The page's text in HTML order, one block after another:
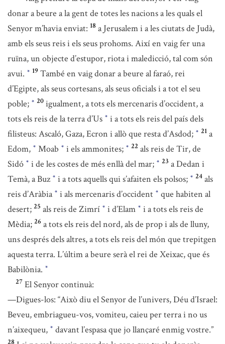
donar a beure a la gent de totes les nacions a les quals el
Senyor m’havia enviat: 18 a Jerusalem i a les ciutats de Judà,
amb els seus reis i els seus prohoms. Així en vaig fer una
ruïna, un objecte d’estupor, riota i maledicció, tal com són
avui. * 19 També en vaig donar a beure al faraó, rei
d’Egipte, als seus cortesans, als seus oficials i a tot el seu
poble; * 20 igualment, a tots els mercenaris d’occident, a
tots els reis de la terra d’Us * i a tots els reis del país dels
filisteus: Ascaló, Gaza, Ecron i allò que resta d’Asdod; * 21 a
Edom, * Moab * i els ammonites; * 22 als reis de Tir, de
Sidó * i de les costes de més enllà del mar; * 23 a Dedan i
Temà, a Buz * i a tots aquells qui s’afaiten els polsos; * 24 als
reis d’Aràbia * i als mercenaris d’occident * que habiten al
desert; 25 als reis de Zimrí * i d’Elam * i a tots els reis de
Mèdia; 26 a tots els reis del nord, als de prop i als de lluny,
uns després dels altres, a tots els reis del món que trepitgen
aquesta terra. L’últim a beure serà el rei de Xeixac, que és
Babilònia. *
27 El Senyor continuà:
—Digues-los: “Això diu el Senyor de l’univers, Déu d’Israel:
Beveu, embriagueu-vos, vomiteu, caieu per terra i no us
n’aixequeu, * davant l’espasa que jo llançaré enmig vostre.”
28